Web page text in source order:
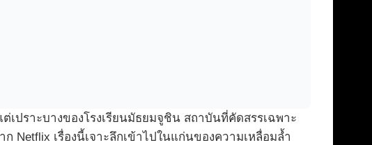
เปราะบางของโรงเรียนมัธยมจูชิน สถาบันที่คัดสรรเฉพาะ
Netflix เรื่องนี้เจาะลึกเข้าไปในแก่นของความเหลื่อมล้ำ